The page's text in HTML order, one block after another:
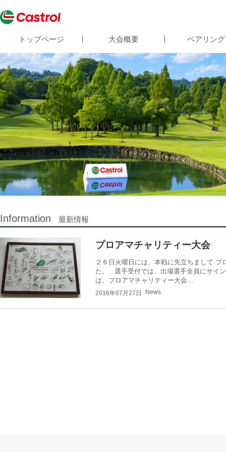
トップページ 大会概要 ペアリング
Information 最新情報
プロアマチャリティー大会
２６日火曜日には、本戦に先立ちまして
た。 選手受付では、出場選手全員にサイ
は、プロアマチャリティー大会…
2016年07月27日 News